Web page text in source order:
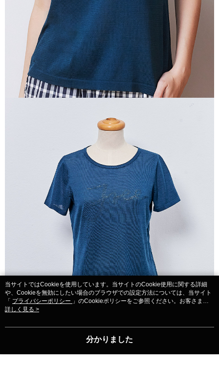
当サイトではCookieを使用しています。当サイトのCookie使用に関する詳細
や、Cookieを無効にしたい場合のブラウザでの設定方法については、当サイト
「 プライバシーポリシー 」のCookieポリシーをご参照ください。お客さま
が、当サイトを引き続き使用される場合、当社がサイト利用規約のCookieポリ
詳しく見る >
分かりました